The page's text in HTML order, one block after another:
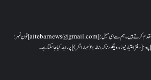
ہم آپ کی رائے، تجاویز اور سوالات کا خیرمقدم کرتے ہیں۔ ہم سےای میل: [aitebarnews@gmail.com]فون نمبر: